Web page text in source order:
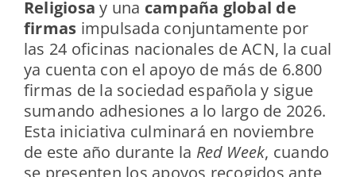
Religiosa y una campaña global de
firmas impulsada conjuntamente por
las 24 oficinas nacionales de ACN, la cual
ya cuenta con el apoyo de más de 6.800
firmas de la sociedad española y sigue
sumando adhesiones a lo largo de 2026.
Esta iniciativa culminará en noviembre
de este año durante la Red Week, cuando